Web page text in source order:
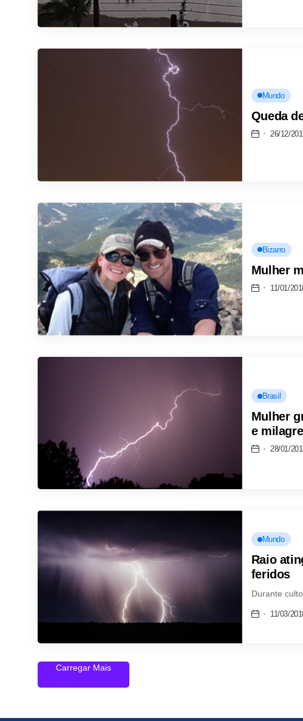
Mundo
Queda
26/12/
Bizarro
Mulher
11/01/
Brasil
Mulher
e
28/01/
Mundo
Raio
feridos
Durante culto
11/03/
Carregar Mais